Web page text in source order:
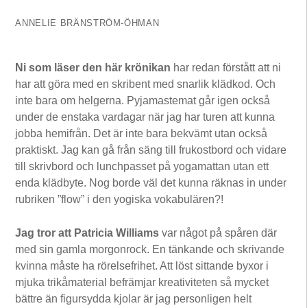
ANNELIE BRÄNSTRÖM-ÖHMAN
Ni som läser den här krönikan har redan förstått att ni
har att göra med en skribent med snarlik klädkod. Och
inte bara om helgerna. Pyjamastemat går igen också
under de enstaka vardagar när jag har turen att kunna
jobba hemifrån. Det är inte bara bekvämt utan också
praktiskt. Jag kan gå från säng till frukostbord och vidare
till skrivbord och lunchpasset på yogamattan utan ett
enda klädbyte. Nog borde väl det kunna räknas in under
rubriken ”flow” i den yogiska vokabulären?!
Jag tror att Patricia Williams var något på spåren där
med sin gamla morgonrock. En tänkande och skrivande
kvinna måste ha rörelsefrihet. Att löst sittande byxor i
mjuka trikåmaterial befrämjar kreativiteten så mycket
bättre än figursydda kjolar är jag personligen helt